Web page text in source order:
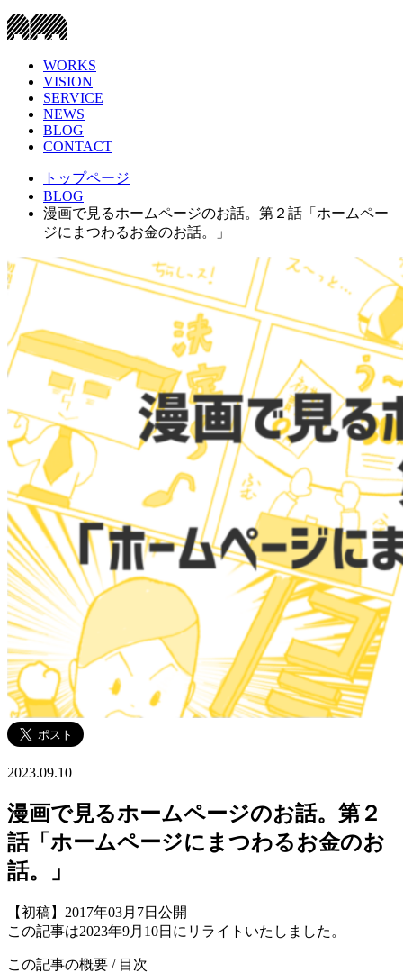
WORKS
VISION
SERVICE
NEWS
BLOG
CONTACT
トップページ
BLOG
漫画で見るホームページのお話。第２話「ホームペー
ジにまつわるお金のお話。」
2023.09.10
漫画で見るホームページのお話。第２
話「ホームページにまつわるお金のお
話。」
【初稿】2017年03月7日公開
この記事は2023年9月10日にリライトいたしました。
この記事の概要 / 目次